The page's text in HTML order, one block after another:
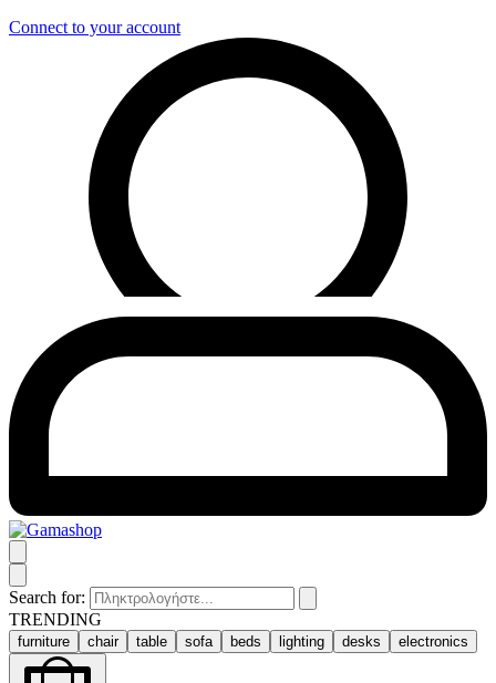
Connect to your account
Search for:
TRENDING
furniture chair table sofa beds lighting desks electronics